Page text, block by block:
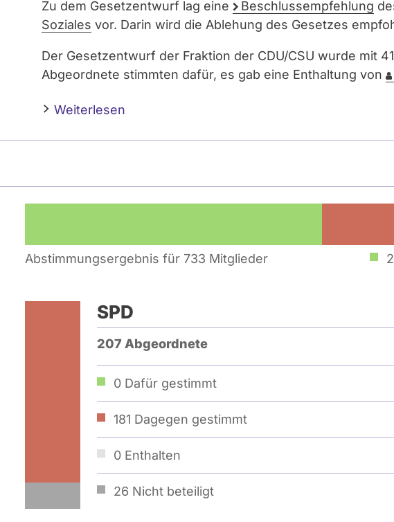
Zu dem Gesetzentwurf lag eine Beschlussempfehlung
Soziales vor. Darin wird die Ablehung des Gesetzes
Der Gesetzentwurf der Fraktion der CDU/CSU wurde mit
Abgeordnete stimmten dafür, es gab eine Enthaltung von
Weiterlesen
Abstimmungsergebnis für 733 Mitglieder
SPD
207 Abgeordnete
0 Dafür gestimmt
181 Dagegen gestimmt
0 Enthalten
26 Nicht beteiligt